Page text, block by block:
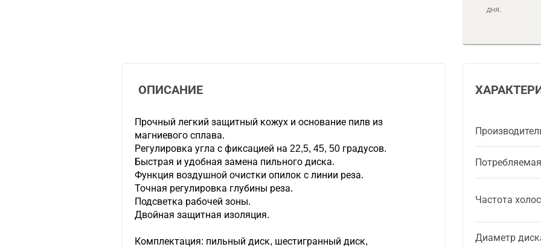
дня.
Частота
Диаметр
ОПИСАНИЕ
Прочный легкий защитный кожух и основание пилв из
магниевого сплава.
Регулировка угла с фиксацией на 22,5, 45, 50 градусов.
Быстрая и удобная замена пильного диска.
Функция воздушной очистки опилок с линии реза.
Точная регулировка глубины реза.
Подсветка рабочей зоны.
Двойная защитная изоляция.
Комплектация: пильный диск, шестигранный диск,